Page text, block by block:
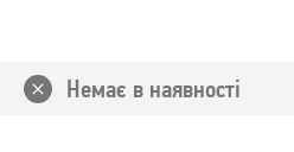
Немає в наявності